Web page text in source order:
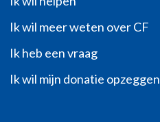
Ik wil meer weten over CF
Ik heb een vraag
Ik wil mijn donatie opzeggen